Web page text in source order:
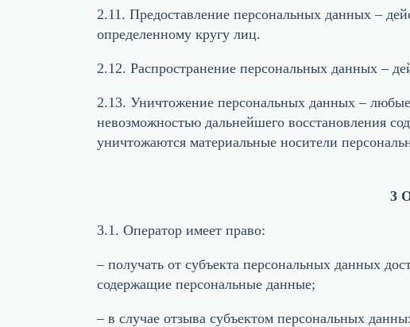
2.11. Предоставление персональных данных –
определенному кругу лиц.
2.12. Распространение персональных данных –
2.13. Уничтожение персональных данных – любые
невозможностью дальнейшего восстановления
уничтожаются материальные носители
3
3.1. Оператор имеет право:
– получать от субъекта персональных данных
содержащие персональные данные;
– в случае отзыва субъектом персональных